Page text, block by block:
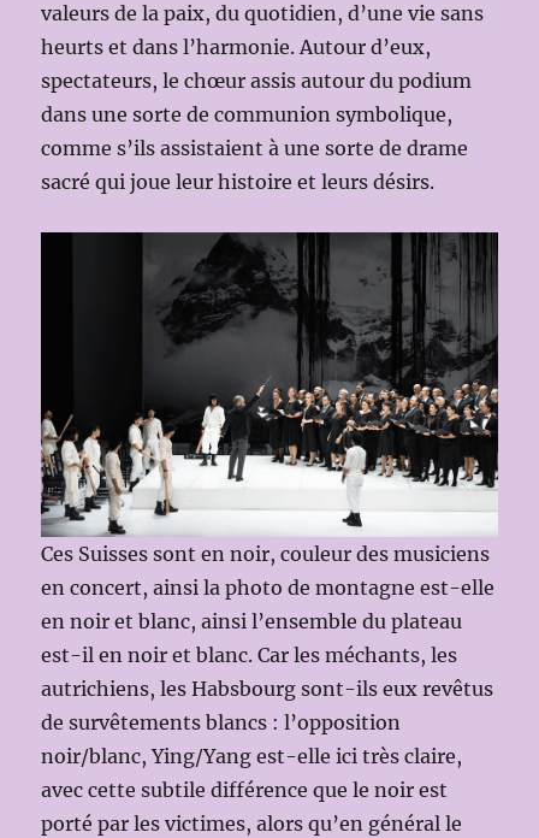
valeurs de la paix, du quotidien, d’une vie sans
heurts et dans l’harmonie. Autour d’eux,
spectateurs, le chœur assis autour du podium
dans une sorte de communion symbolique,
comme s’ils assistaient à une sorte de drame
sacré qui joue leur histoire et leurs désirs.
Ces Suisses sont en noir, couleur des musiciens
en concert, ainsi la photo de montagne est-elle
en noir et blanc, ainsi l’ensemble du plateau
est-il en noir et blanc. Car les méchants, les
autrichiens, les Habsbourg sont-ils eux revêtus
de survêtements blancs : l’opposition
noir/blanc, Ying/Yang est-elle ici très claire,
avec cette subtile différence que le noir est
porté par les victimes, alors qu’en général le